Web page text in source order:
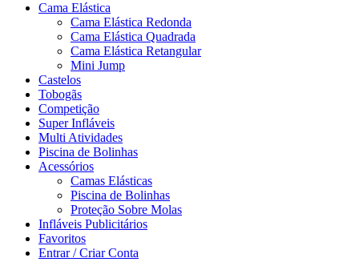
Cama Elástica
Cama Elástica Redonda
Cama Elástica Quadrada
Cama Elástica Retangular
Mini Jump
Castelos
Tobogãs
Competição
Super Infláveis
Multi Atividades
Piscina de Bolinhas
Acessórios
Camas Elásticas
Piscina de Bolinhas
Proteção Sobre Molas
Infláveis Publicitários
Favoritos
Entrar / Criar Conta